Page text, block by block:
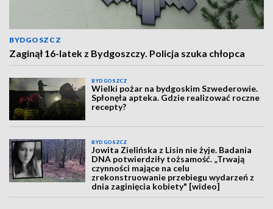
BYDGOSZCZ
Zaginął 16-latek z Bydgoszczy. Policja szuka chłopca
BYDGOSZCZ
Wielki pożar na bydgoskim Szwederowie.
Spłonęła apteka. Gdzie realizować roczne
recepty?
BYDGOSZCZ
Jowita Zielińska z Lisin nie żyje. Badania
DNA potwierdziły tożsamość. „Trwają
czynności mające na celu
zrekonstruowanie przebiegu wydarzeń z
dnia zaginięcia kobiety" [wideo]